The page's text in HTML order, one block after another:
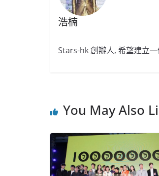
浩楠
Stars-hk 創辦人, 希望建立
You May Also